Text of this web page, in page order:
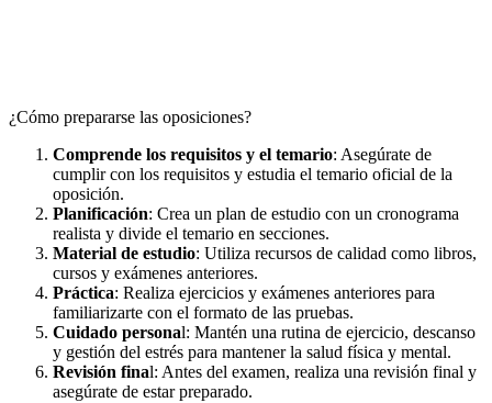
¿Cómo prepararse las oposiciones?
Comprende los requisitos y el temario: Asegúrate de
cumplir con los requisitos y estudia el temario oficial de la
oposición.
Planificación: Crea un plan de estudio con un cronograma
realista y divide el temario en secciones.
Material de estudio: Utiliza recursos de calidad como libros,
cursos y exámenes anteriores.
Práctica: Realiza ejercicios y exámenes anteriores para
familiarizarte con el formato de las pruebas.
Cuidado personal: Mantén una rutina de ejercicio, descanso
y gestión del estrés para mantener la salud física y mental.
Revisión final: Antes del examen, realiza una revisión final y
asegúrate de estar preparado.